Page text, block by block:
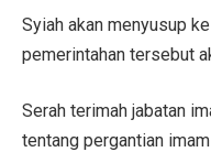
Syiah akan menyusup
pemerintahan tersebut
Serah terimah jabatan
tentang pergantian